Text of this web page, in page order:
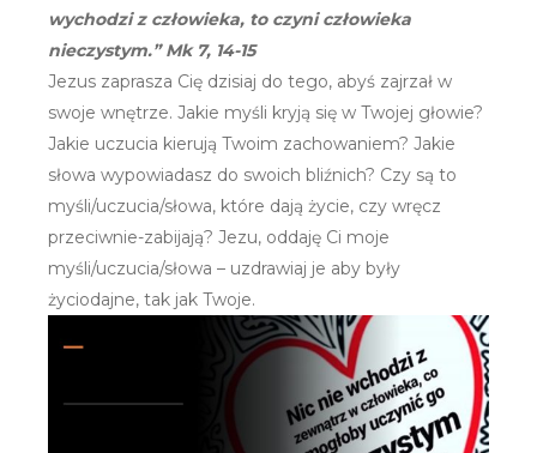
wychodzi z człowieka, to czyni człowieka
nieczystym.” Mk 7, 14-15
Jezus zaprasza Cię dzisiaj do tego, abyś zajrzał w
swoje wnętrze. Jakie myśli kryją się w Twojej głowie?
Jakie uczucia kierują Twoim zachowaniem? Jakie
słowa wypowiadasz do swoich bliźnich? Czy są to
myśli/uczucia/słowa, które dają życie, czy wręcz
przeciwnie-zabijają? Jezu, oddaję Ci moje
myśli/uczucia/słowa – uzdrawiaj je aby były
życiodajne, tak jak Twoje.